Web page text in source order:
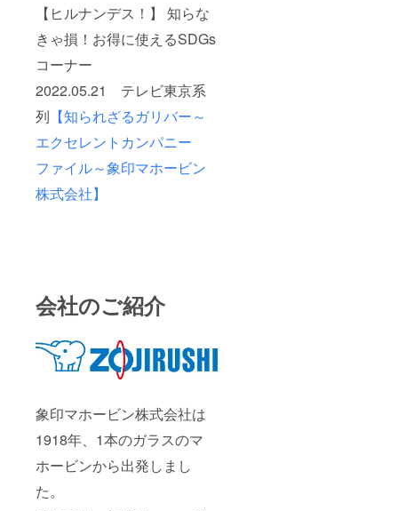
【ヒルナンデス！】 知らな
きゃ損！お得に使えるSDGs
コーナー
2022.05.21 テレビ東京系
列 【知られざるガリバー～
エクセレントカンパニー
ファイル～象印マホービン
株式会社】
会社のご紹介
象印マホービン株式会社は
1918年、1本のガラスのマ
ホービンから出発しまし
た。